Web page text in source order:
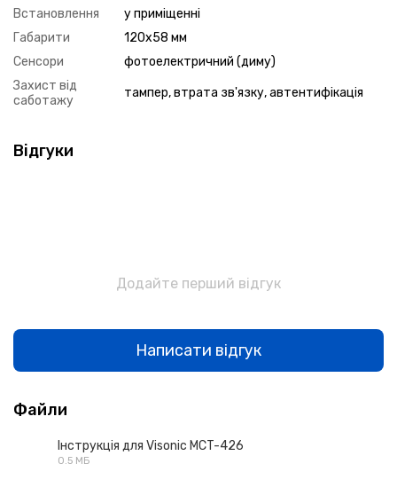
Встановлення
у приміщенні
Габарити
120x58 мм
Сенсори
фотоелектричний (диму)
Захист від
саботажу
тампер, втрата зв'язку, автентифікація
Відгуки
Додайте перший відгук
Написати відгук
Файли
Інструкція для Visonic MCT-426
0.5 МБ